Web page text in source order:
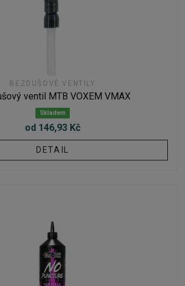
BEZDUŠOVÉ VENTILY
ventil MTB VOXEM VMAX
Skladem
od 146,93 Kč
DETAIL